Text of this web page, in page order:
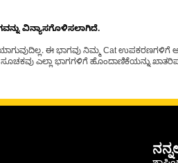
ವಿನ್ಯಾಸಗೊಳಿಸಲಾಗಿದೆ.
ಈ ಭಾಗವು ನಿಮ್ಮ Cat ಉಪಕರಣಗಳಿಗೆ
ಎಲ್ಲಾ ಭಾಗಗಳಿಗೆ ಹೊಂದಾಣಿಕೆಯನ್ನು